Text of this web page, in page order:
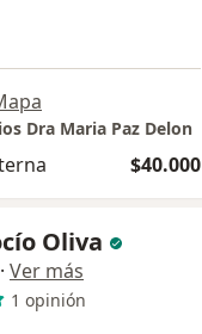
Dra Maria Paz Delon
$40.000
Oliva
· Ver más
1 opinión